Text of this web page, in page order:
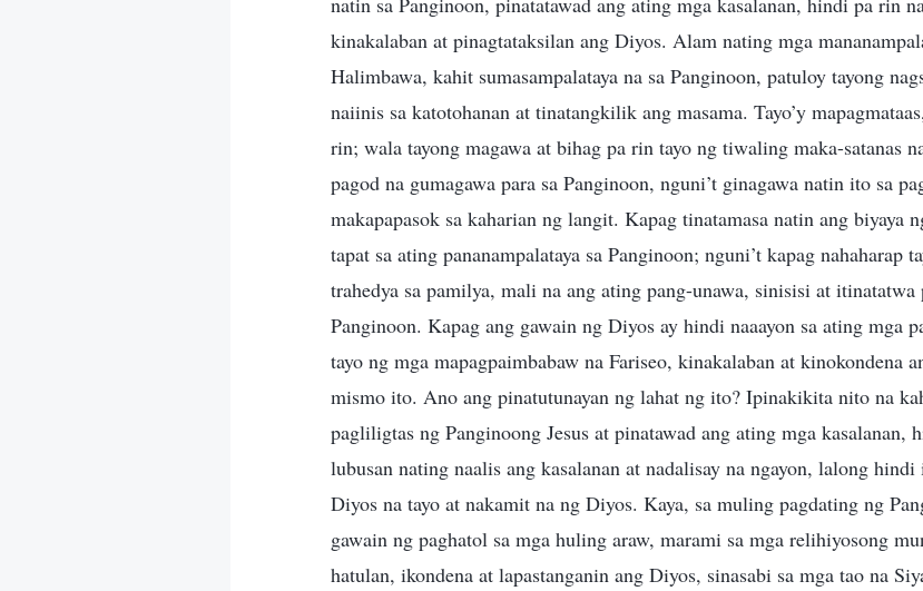
kinakalaban at pinagtataksilan ang Diyos. Alam nating mga
Halimbawa, kahit sumasampalataya na sa Panginoon, patuloy tayong
naiinis sa katotohanan at tinatangkilik ang masama. Tayo’y
rin; wala tayong magawa at bihag pa rin tayo ng tiwaling maka-satanas
pagod na gumagawa para sa Panginoon, nguni’t ginagawa natin ito sa
makapapasok sa kaharian ng langit. Kapag tinatamasa natin ang biyaya
tapat sa ating pananampalataya sa Panginoon; nguni’t kapag nahaharap
trahedya sa pamilya, mali na ang ating pang-unawa, sinisisi at
Panginoon. Kapag ang gawain ng Diyos ay hindi naaayon sa ating mga
tayo ng mga mapagpaimbabaw na Fariseo, kinakalaban at kinokondena
mismo ito. Ano ang pinatutunayan ng lahat ng ito? Ipinakikita nito na
pagliligtas ng Panginoong Jesus at pinatawad ang ating mga kasalanan,
lubusan nating naalis ang kasalanan at nadalisay na ngayon, lalong
Diyos na tayo at nakamit na ng Diyos. Kaya, sa muling pagdating ng
gawain ng paghatol sa mga huling araw, marami sa mga relihiyosong
hatulan, ikondena at lapastanganin ang Diyos, sinasabi sa mga tao na